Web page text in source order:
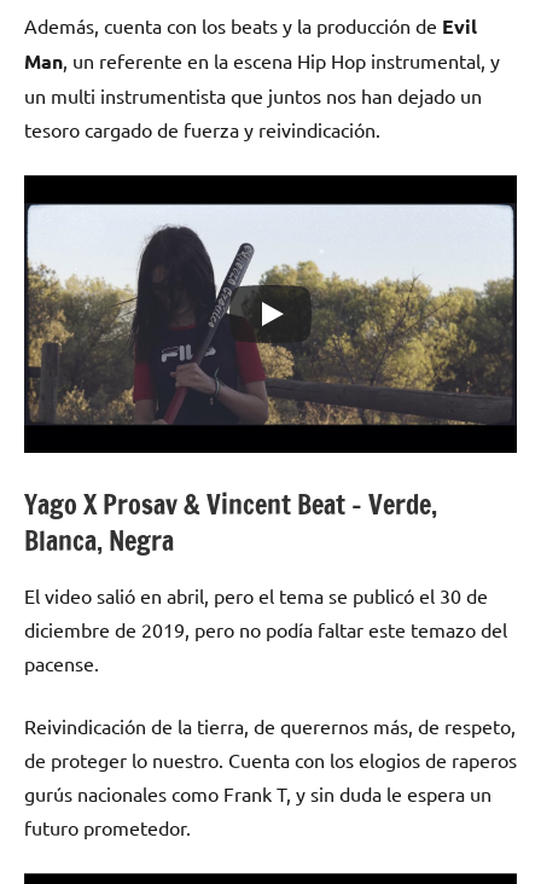
Además, cuenta con los beats y la producción de Evil
Man, un referente en la escena Hip Hop instrumental, y
un multi instrumentista que juntos nos han dejado un
tesoro cargado de fuerza y reivindicación.
Yago X Prosav & Vincent Beat – Verde,
Blanca, Negra
El video salió en abril, pero el tema se publicó el 30 de
diciembre de 2019, pero no podía faltar este temazo del
pacense.
Reivindicación de la tierra, de querernos más, de respeto,
de proteger lo nuestro. Cuenta con los elogios de raperos
gurús nacionales como Frank T, y sin duda le espera un
futuro prometedor.